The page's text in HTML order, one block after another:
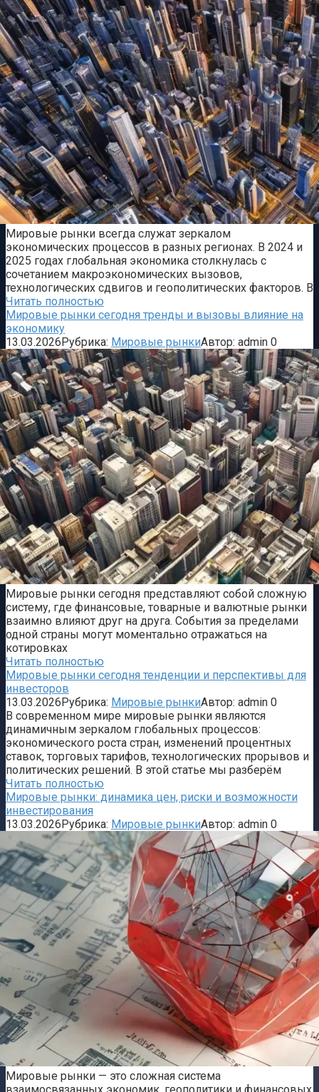
Мировые рынки всегда служат зеркалом
экономических процессов в разных регионах. В 2024 и
2025 годах глобальная экономика столкнулась с
сочетанием макроэкономических вызовов,
технологических сдвигов и геополитических факторов. В
Читать полностью
Мировые рынки сегодня тренды и вызовы влияние на
экономику
13.03.2026Рубрика: Мировые рынкиАвтор: admin 0
Мировые рынки сегодня представляют собой сложную
систему, где финансовые, товарные и валютные рынки
взаимно влияют друг на друга. События за пределами
одной страны могут моментально отражаться на
котировках
Читать полностью
Мировые рынки сегодня тенденции и перспективы для
инвесторов
13.03.2026Рубрика: Мировые рынкиАвтор: admin 0
В современном мире мировые рынки являются
динамичным зеркалом глобальных процессов:
экономического роста стран, изменений процентных
ставок, торговых тарифов, технологических прорывов и
политических решений. В этой статье мы разберём
Читать полностью
Мировые рынки: динамика цен, риски и возможности
инвестирования
13.03.2026Рубрика: Мировые рынкиАвтор: admin 0
Мировые рынки — это сложная система